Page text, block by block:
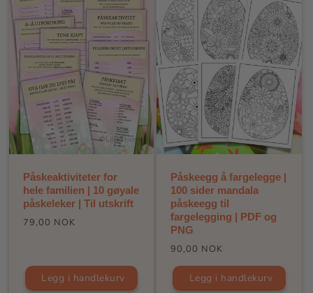
Påskeaktiviteter for
hele familien | 10 gøyale
påskeleker | Til utskrift
Vanlig
79,00 NOK
Legg i handlekurv
Påskeegg å fargelegge |
100 sider mandala
påskeegg til
fargelegging | PDF og
PNG
Vanlig
pris
90,00 NOK
Legg i handlekurv